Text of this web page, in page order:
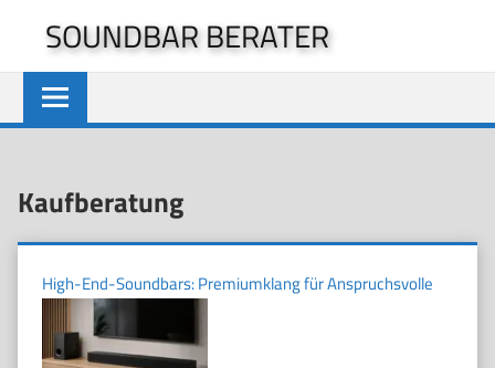
springen
SOUNDBAR BERATER
Kaufberatung
High-End-Soundbars: Premiumklang für Anspruchsvolle